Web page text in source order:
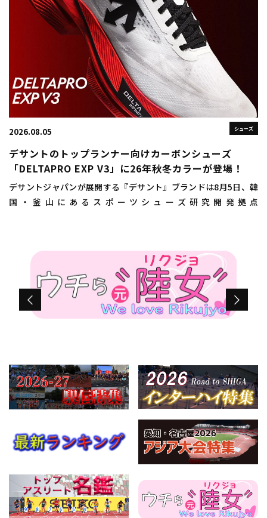
シューズ
2026.08.05
デサントのトップランナー向けカーボンシューズ
「DELTAPRO EXP V3」に26年秋冬カラーが登場！
デサントジャパンが展開する『デサント』ブランドは8月5日、韓
国・釜山にあるスポーツシューズ研究開発拠点